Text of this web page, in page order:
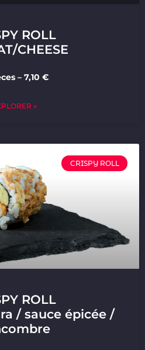
ROLL
CHEESE
– 7,10 €
»
CRISPY ROLL
ROLL
/ sauce épicée /